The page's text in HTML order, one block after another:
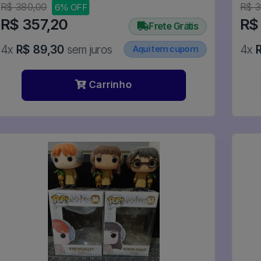
R$ 380,00 6% OFF
R$ 357,20
4x R$ 89,30 sem juros
Frete Grátis
Aqui tem cupom
Carrinho
R$
4x